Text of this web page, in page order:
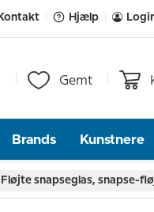
Hjælp
Gemt
Brands Kunstnere
snapseglas, snapse-